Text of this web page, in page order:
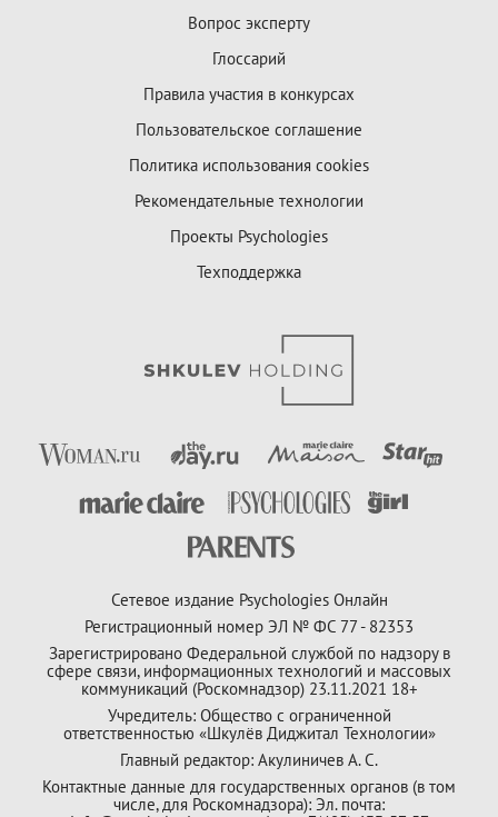
Вопрос эксперту
Глоссарий
Правила участия в конкурсах
Пользовательское соглашение
Политика использования cookies
Рекомендательные технологии
Проекты Psychologies
Техподдержка
Сетевое издание Psychologies Онлайн
Регистрационный номер ЭЛ № ФС 77 - 82353
Зарегистрировано Федеральной службой по надзору в
сфере связи, информационных технологий и массовых
коммуникаций (Роскомнадзор) 23.11.2021 18+
Учредитель: Общество с ограниченной
ответственностью «Шкулёв Диджитал Технологии»
Главный редактор: Акулиничев А. С.
Контактные данные для государственных органов (в том
числе, для Роскомнадзора): Эл. почта: